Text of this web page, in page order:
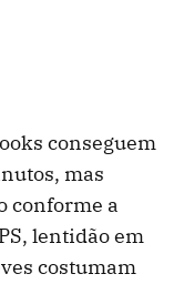
conseguem
mas
conforme a
lentidão em
costumam